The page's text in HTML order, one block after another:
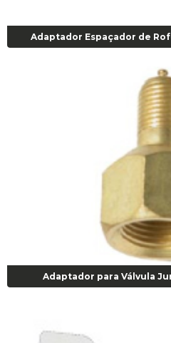
Adaptador Espaçador de
Adaptador para Válvula